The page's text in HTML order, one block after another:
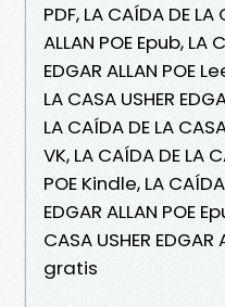
PDF, LA CAÍDA DE LA
ALLAN POE Epub, LA
EDGAR ALLAN POE
LA CASA USHER
LA CAÍDA DE LA
VK, LA CAÍDA DE LA
POE Kindle, LA
EDGAR ALLAN POE
CASA USHER
gratis